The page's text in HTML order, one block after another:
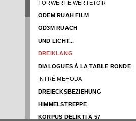
TORWERTE WERTETOR
ODEM RUAH FILM
OD3M RUACH
UND LICHT...
DREIKLANG
DIALOGUES À LA TABLE RONDE
INTRÉ MEHODA
DREIECKSBEZIEHUNG
HIMMELSTREPPE
KORPUS DELIKTI A 57